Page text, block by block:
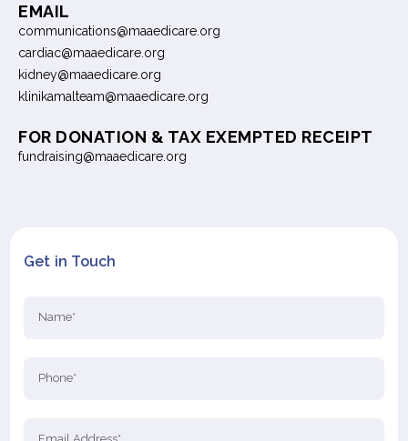
EMAIL
communications@maaedicare.org
cardiac@maaedicare.org
kidney@maaedicare.org
klinikamalteam@maaedicare.org
FOR DONATION & TAX EXEMPTED RECEIPT
fundraising@maaedicare.org
Get in Touch